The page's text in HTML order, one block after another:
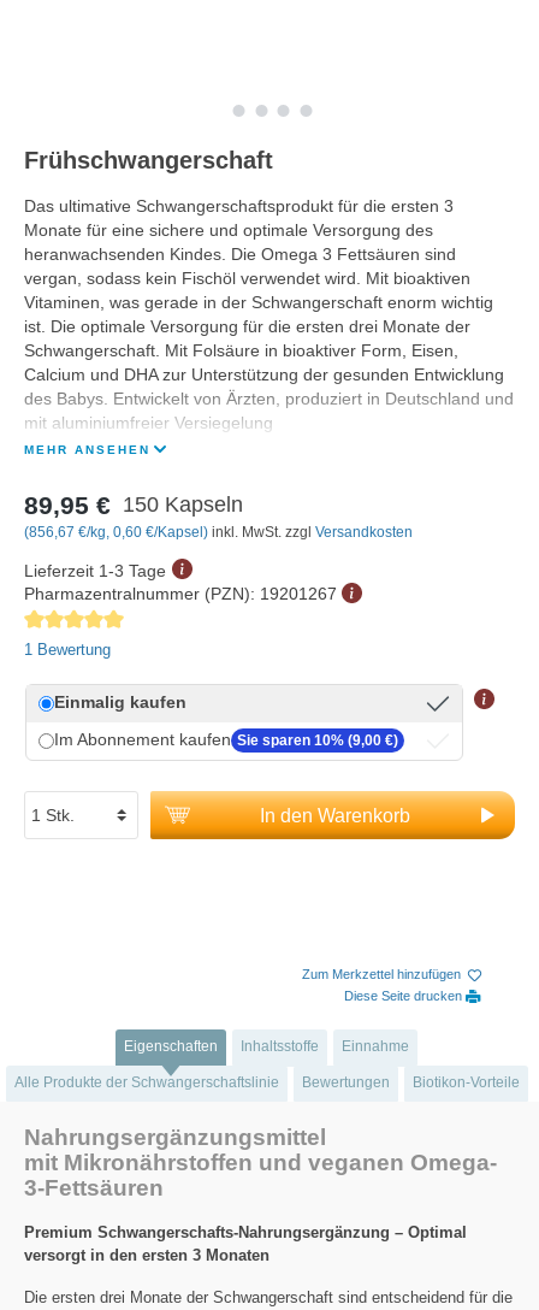
Frühschwangerschaft
Das ultimative Schwangerschaftsprodukt für die ersten 3
Monate für eine sichere und optimale Versorgung des
heranwachsenden Kindes. Die Omega 3 Fettsäuren sind
vergan, sodass kein Fischöl verwendet wird. Mit bioaktiven
Vitaminen, was gerade in der Schwangerschaft enorm wichtig
ist. Die optimale Versorgung für die ersten drei Monate der
Schwangerschaft. Mit Folsäure in bioaktiver Form, Eisen,
Calcium und DHA zur Unterstützung der gesunden Entwicklung
des Babys. Entwickelt von Ärzten, produziert in Deutschland und
mit aluminiumfreier Versiegelung
MEHR ANSEHEN
89,95 € 150 Kapseln
(856,67 €/kg, 0,60 €/Kapsel) inkl. MwSt. zzgl Versandkosten
Lieferzeit 1-3 Tage
Pharmazentralnummer (PZN): 19201267
Durchschnittliche Bewertung von 5 von 5 Sternen
1 Bewertung
Einmalig kaufen
Im Abonnement kaufen Sie sparen 10% (9,00 €)
In den Warenkorb
Zum Merkzettel hinzufügen
Diese Seite drucken
Eigenschaften Inhaltsstoffe Einnahme
Alle Produkte der Schwangerschaftslinie Bewertungen Biotikon-Vorteile
Nahrungsergänzungsmittel
mit Mikronährstoffen und veganen Omega-
3-Fettsäuren
Premium Schwangerschafts-Nahrungsergänzung – Optimal
versorgt in den ersten 3 Monaten
Die ersten drei Monate der Schwangerschaft sind entscheidend für die